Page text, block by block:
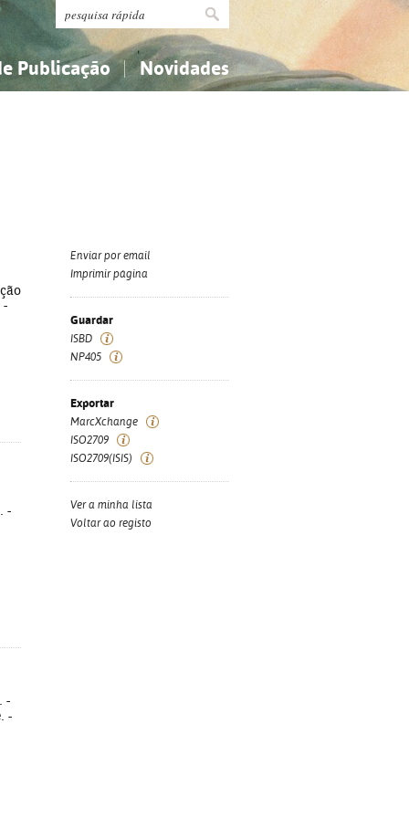
Publicação Novidades
-
-
-
-
Enviar por email
Imprimir página
Guardar
ISBD
NP405
Exportar
MarcXchange
ISO2709
ISO2709(ISIS)
Ver a minha lista
Voltar ao registo